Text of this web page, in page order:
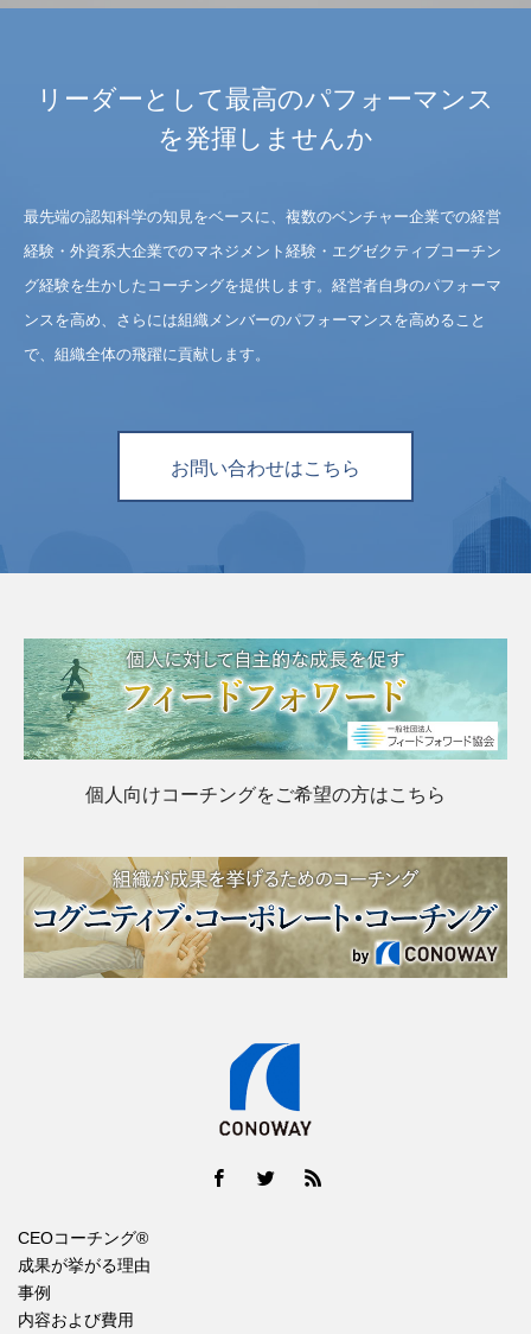
リーダーとして最高のパフォーマンス
を発揮しませんか
最先端の認知科学の知見をベースに、複数のベンチャー企業での経営
経験・外資系大企業でのマネジメント経験・エグゼクティブコーチン
グ経験を生かしたコーチングを提供します。経営者自身のパフォーマ
ンスを高め、さらには組織メンバーのパフォーマンスを高めること
で、組織全体の飛躍に貢献します。
お問い合わせはこちら
個人向けコーチングをご希望の方はこちら
CEOコーチング®
成果が挙がる理由
事例
内容および費用